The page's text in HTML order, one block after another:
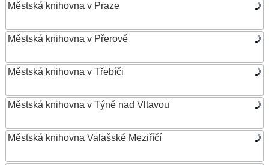
Městská knihovna v Praze
Městská knihovna v Přerově
Městská knihovna v Třebíči
Městská knihovna v Týně nad Vltavou
Městská knihovna Valašské Meziříčí